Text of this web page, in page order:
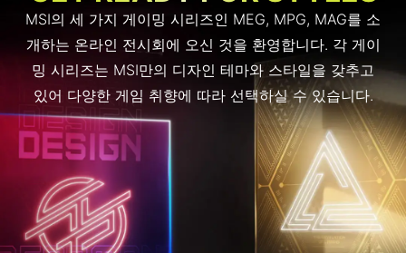
MSI의 세 가지 게이밍 시리즈인 MEG, MPG, MAG를 소
개하는 온라인 전시회에 오신 것을 환영합니다. 각 게이
밍 시리즈는 MSI만의 디자인 테마와 스타일을 갖추고
있어 다양한 게임 취향에 따라 선택하실 수 있습니다.